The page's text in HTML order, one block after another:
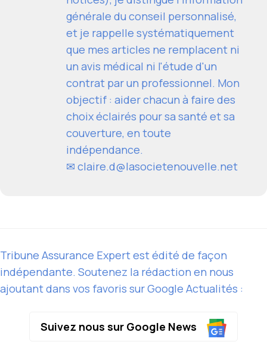
générale du conseil personnalisé,
et je rappelle systématiquement
que mes articles ne remplacent ni
un avis médical ni l'étude d'un
contrat par un professionnel. Mon
objectif : aider chacun à faire des
choix éclairés pour sa santé et sa
couverture, en toute
indépendance.
✉ claire.d@lasocietenouvelle.net
Tribune Assurance Expert est édité de façon
indépendante. Soutenez la rédaction en nous
ajoutant dans vos favoris sur Google Actualités :
Suivez nous sur Google News